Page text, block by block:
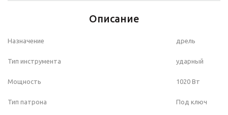
Описание
Назначение дрель
Тип инструмента ударный
Мощность 1020 Вт
Тип патрона Под ключ